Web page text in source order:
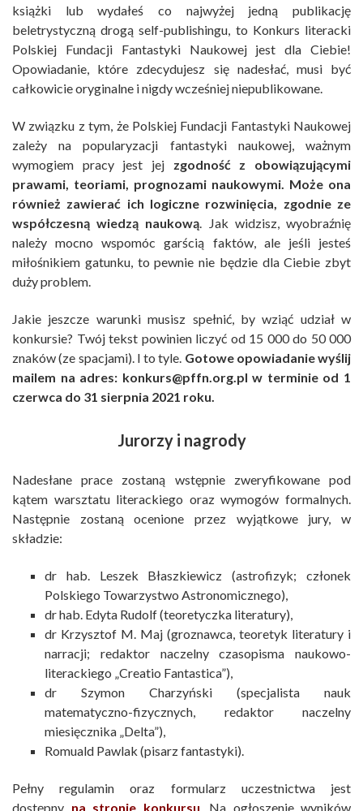
książki lub wydałeś co najwyżej jedną publikację
beletrystyczną drogą self-publishingu, to Konkurs literacki
Polskiej Fundacji Fantastyki Naukowej jest dla Ciebie!
Opowiadanie, które zdecydujesz się nadesłać, musi być
całkowicie oryginalne i nigdy wcześniej niepublikowane.
W związku z tym, że Polskiej Fundacji Fantastyki Naukowej
zależy na popularyzacji fantastyki naukowej, ważnym
wymogiem pracy jest jej zgodność z obowiązującymi
prawami, teoriami, prognozami naukowymi. Może ona
również zawierać ich logiczne rozwinięcia, zgodnie ze
współczesną wiedzą naukową. Jak widzisz, wyobraźnię
należy mocno wspomóc garścią faktów, ale jeśli jesteś
miłośnikiem gatunku, to pewnie nie będzie dla Ciebie zbyt
duży problem.
Jakie jeszcze warunki musisz spełnić, by wziąć udział w
konkursie? Twój tekst powinien liczyć od 15 000 do 50 000
znaków (ze spacjami). I to tyle. Gotowe opowiadanie wyślij
mailem na adres: konkurs@pffn.org.pl w terminie od 1
czerwca do 31 sierpnia 2021 roku.
Jurorzy i nagrody
Nadesłane prace zostaną wstępnie zweryfikowane pod
kątem warsztatu literackiego oraz wymogów formalnych.
Następnie zostaną ocenione przez wyjątkowe jury, w
składzie:
dr hab. Leszek Błaszkiewicz (astrofizyk; członek
Polskiego Towarzystwo Astronomicznego),
dr hab. Edyta Rudolf (teoretyczka literatury),
dr Krzysztof M. Maj (groznawca, teoretyk literatury i
narracji; redaktor naczelny czasopisma naukowo-
literackiego „Creatio Fantastica”),
dr Szymon Charzyński (specjalista nauk
matematyczno-fizycznych, redaktor naczelny
miesięcznika „Delta”),
Romuald Pawlak (pisarz fantastyki).
Pełny regulamin oraz formularz uczestnictwa jest
dostępny na stronie konkursu . Na ogłoszenie wyników